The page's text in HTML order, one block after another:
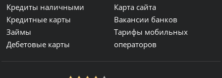
Кредиты наличными
Кредитные карты
Займы
Дебетовые карты
Карта сайта
Вакансии банков
Тарифы мобильных
операторов